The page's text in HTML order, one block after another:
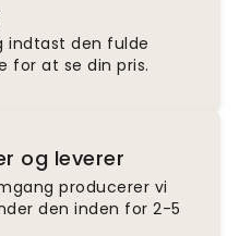
indtast den fulde
for at se din pris.
og leverer
producerer vi
den inden for 2-5